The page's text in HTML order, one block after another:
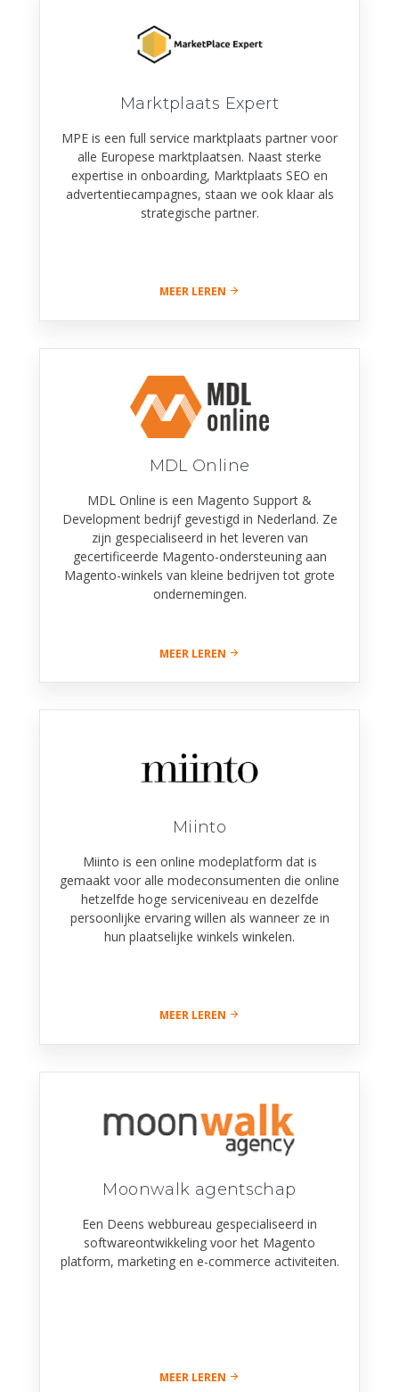
Marktplaats Expert
MPE is een full service marktplaats partner voor
alle Europese marktplaatsen. Naast sterke
expertise in onboarding, Marktplaats SEO en
advertentiecampagnes, staan we ook klaar als
strategische partner.
MEER LEREN
MDL Online
MDL Online is een Magento Support &
Development bedrijf gevestigd in Nederland. Ze
zijn gespecialiseerd in het leveren van
gecertificeerde Magento-ondersteuning aan
Magento-winkels van kleine bedrijven tot grote
ondernemingen.
MEER LEREN
Miinto
Miinto is een online modeplatform dat is
gemaakt voor alle modeconsumenten die online
hetzelfde hoge serviceniveau en dezelfde
persoonlijke ervaring willen als wanneer ze in
hun plaatselijke winkels winkelen.
MEER LEREN
Moonwalk agentschap
Een Deens webbureau gespecialiseerd in
softwareontwikkeling voor het Magento
platform, marketing en e-commerce activiteiten.
MEER LEREN